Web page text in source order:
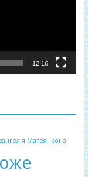
12:16
Матея Ікона